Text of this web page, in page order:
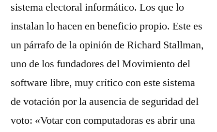
sistema electoral informático. Los que lo
instalan lo hacen en beneficio propio. Este es
un párrafo de la opinión de Richard Stallman,
uno de los fundadores del Movimiento del
software libre, muy crítico con este sistema
de votación por la ausencia de seguridad del
voto: «Votar con computadoras es abrir una